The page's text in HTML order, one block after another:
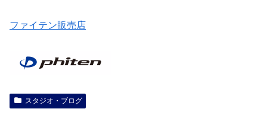
ファイテン販売店
スタジオ・ブログ